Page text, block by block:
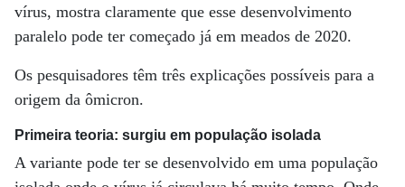
vírus, mostra claramente que esse desenvolvimento
paralelo pode ter começado já em meados de 2020.
Os pesquisadores têm três explicações possíveis para a
origem da ômicron.
Primeira teoria: surgiu em população isolada
A variante pode ter se desenvolvido em uma população